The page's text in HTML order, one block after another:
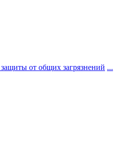
от общих загрязнений ...